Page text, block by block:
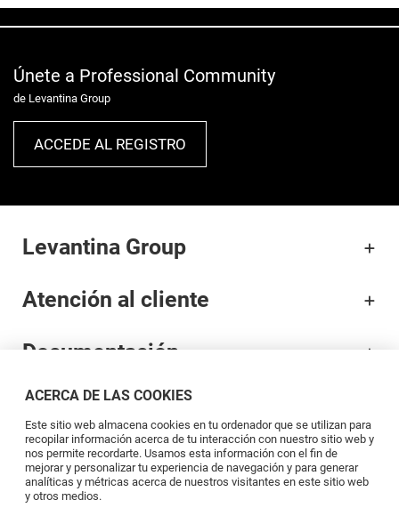
Únete a Professional Community
de Levantina Group
ACCEDE AL REGISTRO
ACERCA DE LAS COOKIES
Este sitio web almacena cookies en tu ordenador que se utilizan para
recopilar información acerca de tu interacción con nuestro sitio web y
nos permite recordarte. Usamos esta información con el fin de
mejorar y personalizar tu experiencia de navegación y para generar
analíticas y métricas acerca de nuestros visitantes en este sitio web
y otros medios.
Levantina Group
Atención al cliente
Documentación
Marcas
Profesionales